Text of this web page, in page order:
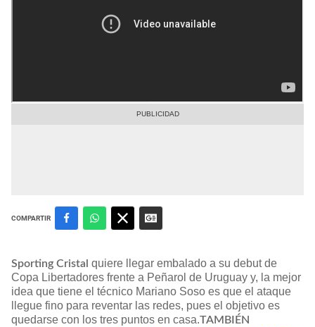
COMPARTIR
Sporting Cristal quiere llegar embalado a su debut de
Copa Libertadores frente a Peñarol de Uruguay y, la mejor
idea que tiene el técnico Mariano Soso es que el ataque
llegue fino para reventar las redes, pues el objetivo es
quedarse con los tres puntos en casa.TAMBIÉN